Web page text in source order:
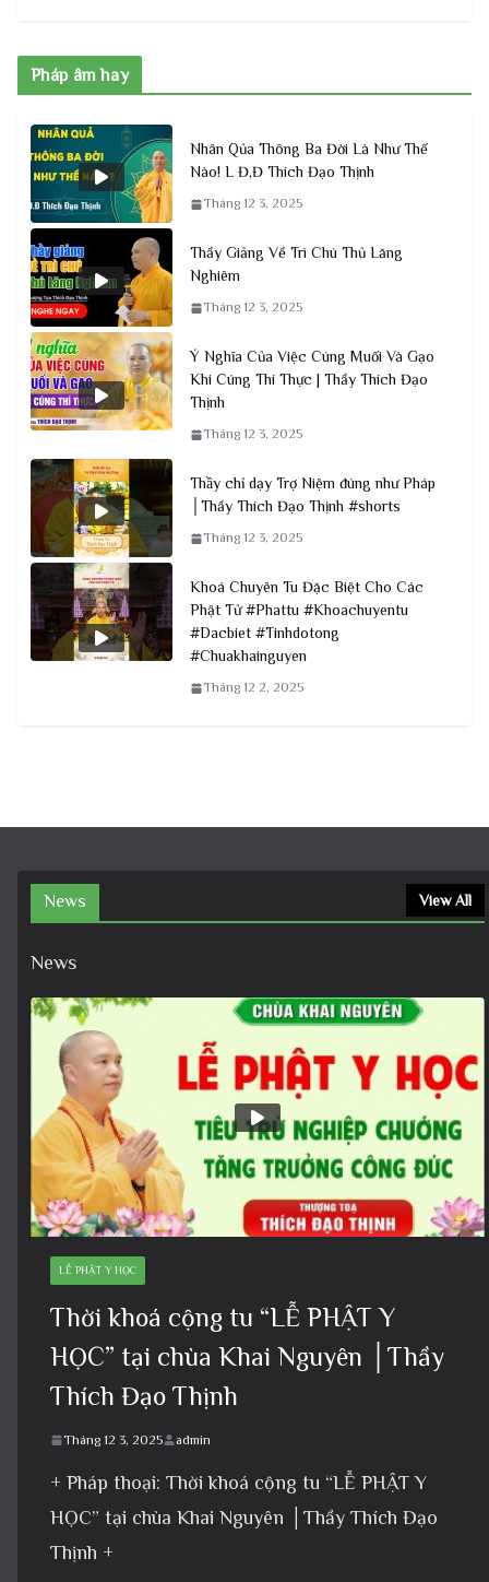
Pháp âm hay
Nhân Qủa Thông Ba Đời Là Như Thế
Nào! L Đ,Đ Thích Đạo Thịnh
Tháng 12 3, 2025
Thầy Giảng Về Trì Chú Thủ Lăng
Nghiêm
Tháng 12 3, 2025
Ý Nghĩa Của Việc Cúng Muối Và Gạo
Khi Cúng Thí Thực | Thầy Thích Đạo
Thịnh
Tháng 12 3, 2025
Thầy chỉ dạy Trợ Niệm đúng như Pháp
│Thầy Thích Đạo Thịnh #shorts
Tháng 12 3, 2025
Khoá Chuyên Tu Đặc Biệt Cho Các
Phật Tử #Phattu #Khoachuyentu
#Dacbiet #Tinhdotong
#Chuakhainguyen
Tháng 12 2, 2025
News View All
News
LỄ PHẬT Y HỌC
Thời khoá cộng tu “LỄ PHẬT Y
HỌC” tại chùa Khai Nguyên │Thầy
Thích Đạo Thịnh
Tháng 12 3, 2025 admin
+ Pháp thoại: Thời khoá cộng tu “LỄ PHẬT Y
HỌC” tại chùa Khai Nguyên │Thầy Thích Đạo
Thịnh +